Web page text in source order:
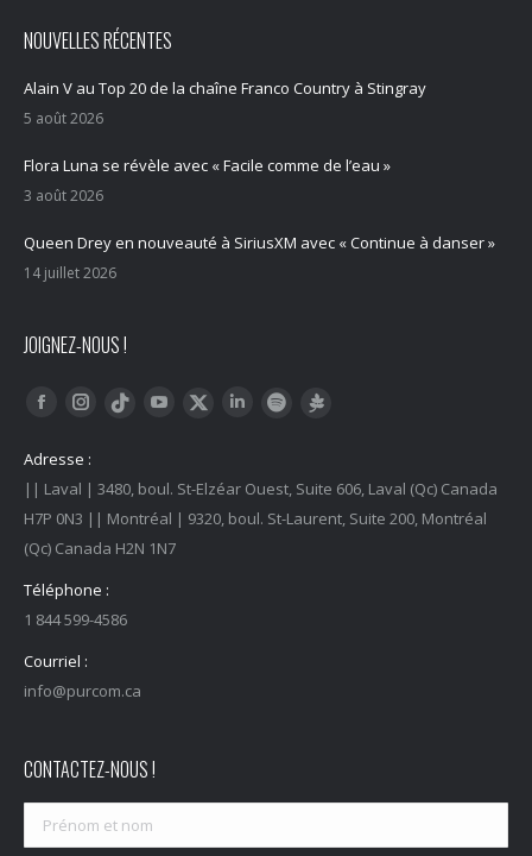
NOUVELLES RÉCENTES
Alain V au Top 20 de la chaîne Franco Country à Stingray
5 août 2026
Flora Luna se révèle avec « Facile comme de l’eau »
3 août 2026
Queen Drey en nouveauté à SiriusXM avec « Continue à danser »
14 juillet 2026
JOIGNEZ-NOUS !
Trouvez nous sur :
FacebookInstagram
Tiktok YouTubeTwitter LinkedInSpotify
Adresse :
|| Laval | 3480, boul. St-Elzéar Ouest, Suite 606, Laval (Qc) Canada
H7P 0N3 || Montréal | 9320, boul. St-Laurent, Suite 200, Montréal
(Qc) Canada H2N 1N7
Téléphone :
1 844 599-4586
Courriel :
info@purcom.ca
CONTACTEZ-NOUS !